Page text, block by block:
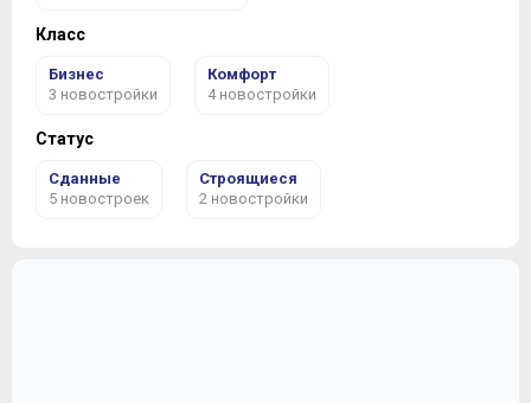
Класс
Бизнес
3 новостройки
Комфорт
4 новостройки
Статус
Сданные
5 новостроек
Строящиеся
2 новостройки